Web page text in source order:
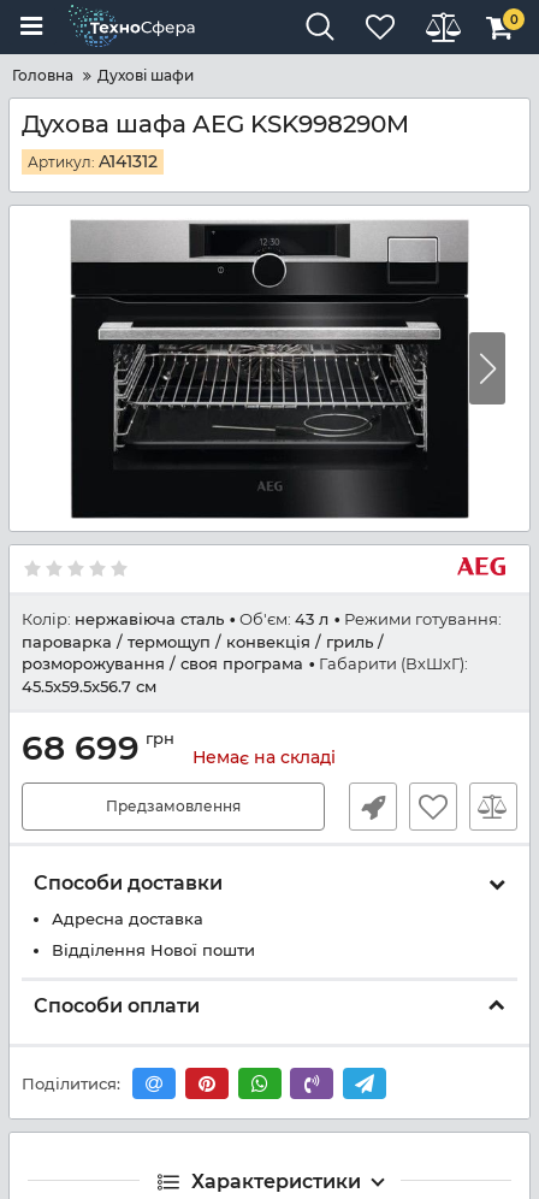
0
Головна Духові шафи
Духова шафа AEG KSK998290M
Артикул: A141312
Колір: нержавіюча сталь Об'єм: 43 л
Режими готування:
пароварка / термощуп / конвекція / гриль /
розморожування / своя програма
Габарити (ВхШхГ):
45.5x59.5x56.7 см
68 699 грн
Немає на складі
Предзамовлення
Способи доставки
Адресна доставка
Відділення Нової пошти
Способи оплати
Поділитися:
Характеристики